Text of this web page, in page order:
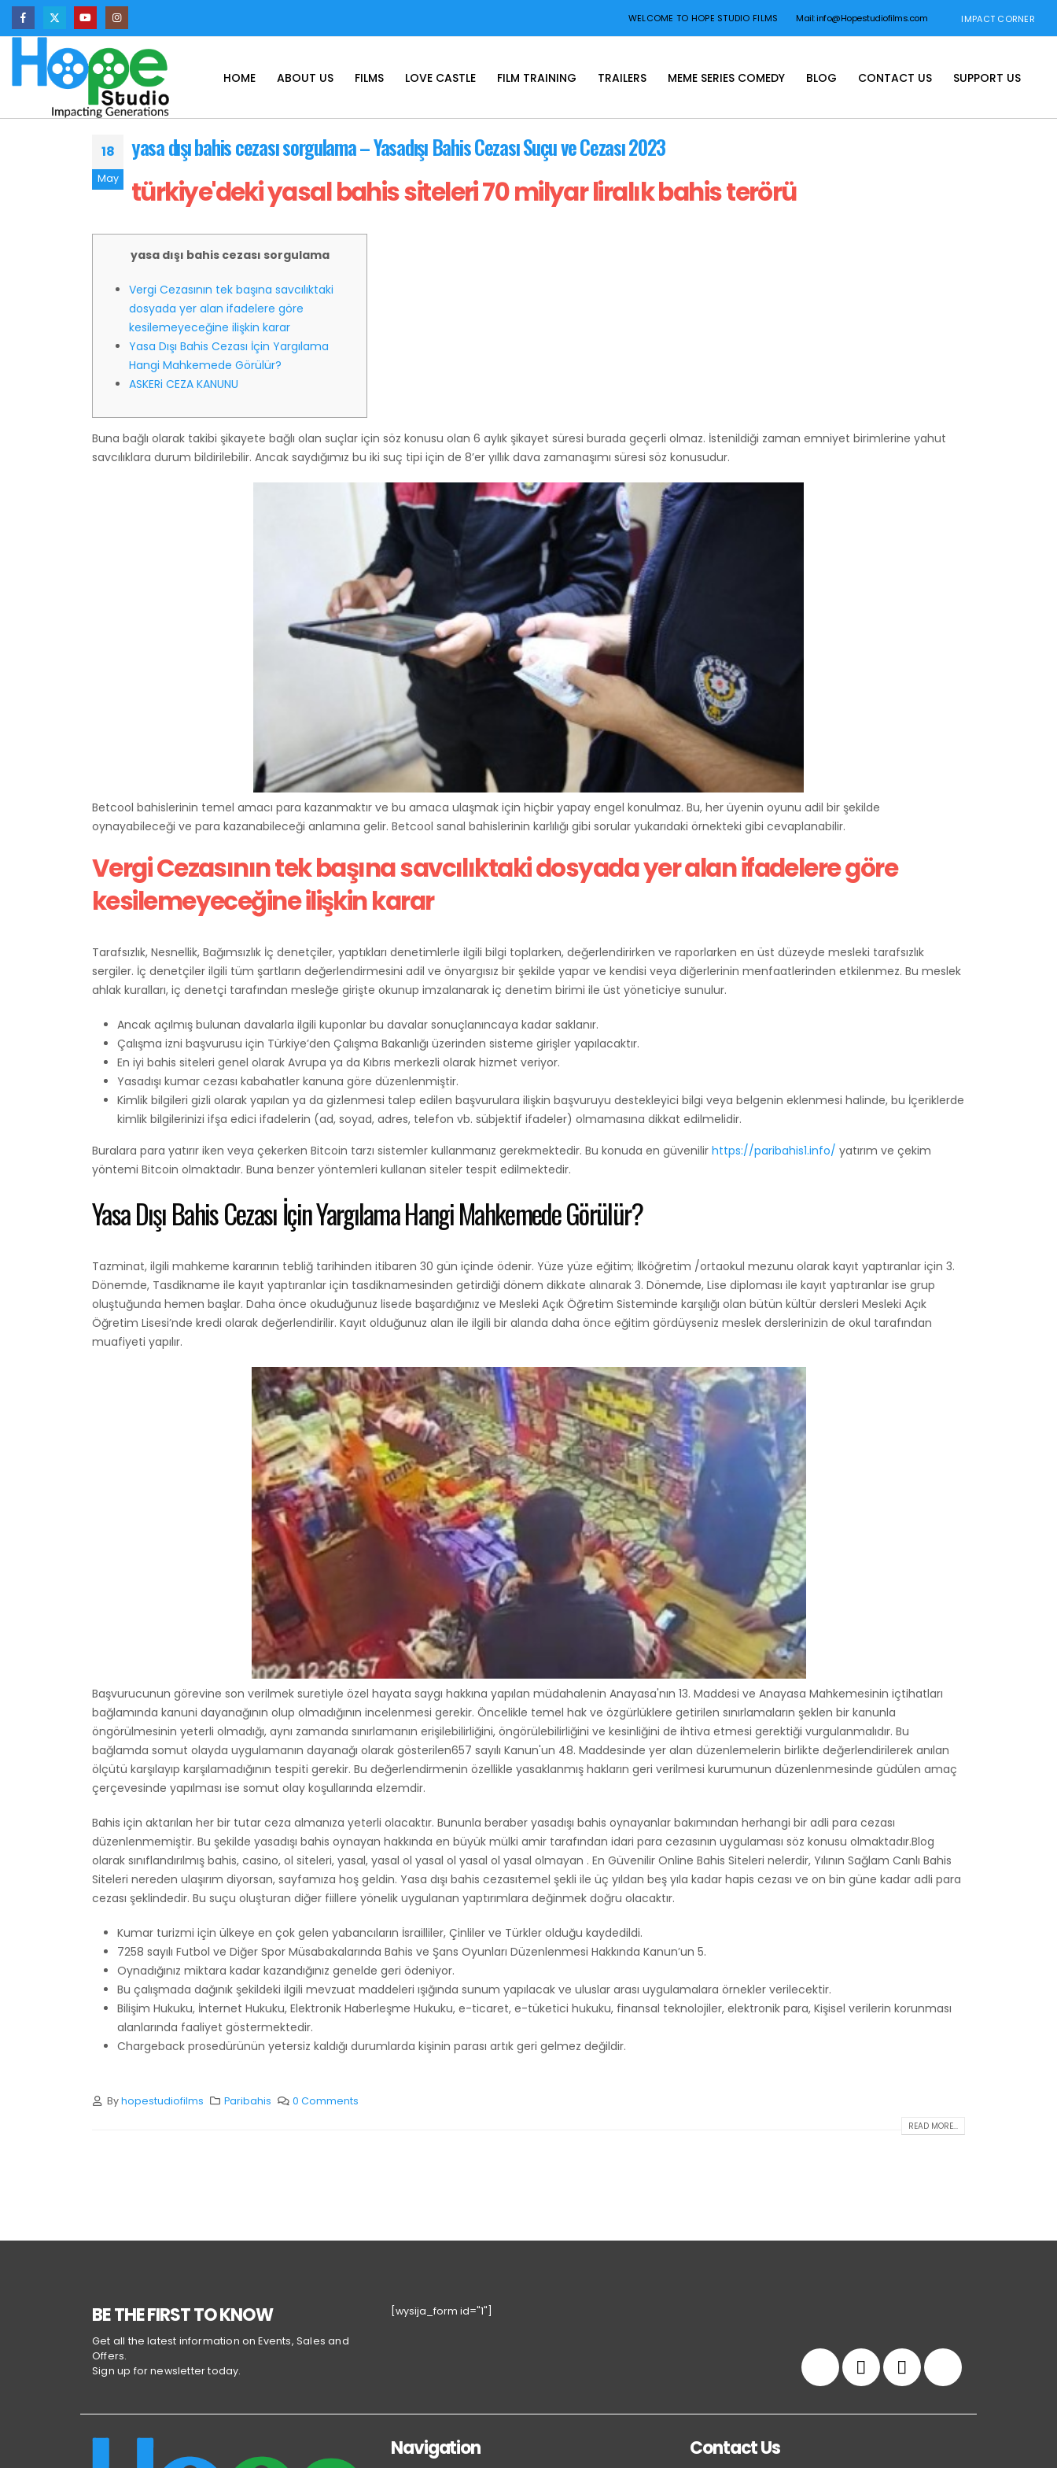
WELCOME TO HOPE STUDIO FILMS Mail: info@Hopestudiofilms.com IMPACT CORNER
HOME ABOUT US FILMS LOVE CASTLE FILM TRAINING TRAILERS MEME SERIES COMEDY BLOG CONTACT US SUPPORT US
18
May
yasa dışı bahis cezası sorgulama – Yasadışı Bahis Cezası Suçu ve Cezası 2023
türkiye'deki yasal bahis siteleri 70 milyar liralık bahis terörü
yasa dışı bahis cezası sorgulama
Vergi Cezasının tek başına savcılıktaki
dosyada yer alan ifadelere göre
kesilemeyeceğine ilişkin karar
Yasa Dışı Bahis Cezası İçin Yargılama
Hangi Mahkemede Görülür?
ASKERi CEZA KANUNU
Buna bağlı olarak takibi şikayete bağlı olan suçlar için söz konusu olan 6 aylık şikayet süresi burada geçerli olmaz. İstenildiği zaman emniyet birimlerine yahut
savcılıklara durum bildirilebilir. Ancak saydığımız bu iki suç tipi için de 8’er yıllık dava zamanaşımı süresi söz konusudur.
Betcool bahislerinin temel amacı para kazanmaktır ve bu amaca ulaşmak için hiçbir yapay engel konulmaz. Bu, her üyenin oyunu adil bir şekilde
oynayabileceği ve para kazanabileceği anlamına gelir. Betcool sanal bahislerinin karlılığı gibi sorular yukarıdaki örnekteki gibi cevaplanabilir.
Vergi Cezasının tek başına savcılıktaki dosyada yer alan ifadelere göre
kesilemeyeceğine ilişkin karar
Tarafsızlık, Nesnellik, Bağımsızlık İç denetçiler, yaptıkları denetimlerle ilgili bilgi toplarken, değerlendirirken ve raporlarken en üst düzeyde mesleki tarafsızlık
sergiler. İç denetçiler ilgili tüm şartların değerlendirmesini adil ve önyargısız bir şekilde yapar ve kendisi veya diğerlerinin menfaatlerinden etkilenmez. Bu meslek
ahlak kuralları, iç denetçi tarafından mesleğe girişte okunup imzalanarak iç denetim birimi ile üst yöneticiye sunulur.
Ancak açılmış bulunan davalarla ilgili kuponlar bu davalar sonuçlanıncaya kadar saklanır.
Çalışma izni başvurusu için Türkiye’den Çalışma Bakanlığı üzerinden sisteme girişler yapılacaktır.
En iyi bahis siteleri genel olarak Avrupa ya da Kıbrıs merkezli olarak hizmet veriyor.
Yasadışı kumar cezası kabahatler kanuna göre düzenlenmiştir.
Kimlik bilgileri gizli olarak yapılan ya da gizlenmesi talep edilen başvurulara ilişkin başvuruyu destekleyici bilgi veya belgenin eklenmesi halinde, bu İçeriklerde
kimlik bilgilerinizi ifşa edici ifadelerin (ad, soyad, adres, telefon vb. sübjektif ifadeler) olmamasına dikkat edilmelidir.
Buralara para yatırır iken veya çekerken Bitcoin tarzı sistemler kullanmanız gerekmektedir. Bu konuda en güvenilir https://paribahis1.info/ yatırım ve çekim
yöntemi Bitcoin olmaktadır. Buna benzer yöntemleri kullanan siteler tespit edilmektedir.
Yasa Dışı Bahis Cezası İçin Yargılama Hangi Mahkemede Görülür?
Tazminat, ilgili mahkeme kararının tebliğ tarihinden itibaren 30 gün içinde ödenir. Yüze yüze eğitim; İlköğretim /ortaokul mezunu olarak kayıt yaptıranlar için 3.
Dönemde, Tasdikname ile kayıt yaptıranlar için tasdiknamesinden getirdiği dönem dikkate alınarak 3. Dönemde, Lise diploması ile kayıt yaptıranlar ise grup
oluştuğunda hemen başlar. Daha önce okuduğunuz lisede başardığınız ve Mesleki Açık Öğretim Sisteminde karşılığı olan bütün kültür dersleri Mesleki Açık
Öğretim Lisesi’nde kredi olarak değerlendirilir. Kayıt olduğunuz alan ile ilgili bir alanda daha önce eğitim gördüyseniz meslek derslerinizin de okul tarafından
muafiyeti yapılır.
Başvurucunun görevine son verilmek suretiyle özel hayata saygı hakkına yapılan müdahalenin Anayasa'nın 13. Maddesi ve Anayasa Mahkemesinin içtihatları
bağlamında kanuni dayanağının olup olmadığının incelenmesi gerekir. Öncelikle temel hak ve özgürlüklere getirilen sınırlamaların şeklen bir kanunla
öngörülmesinin yeterli olmadığı, aynı zamanda sınırlamanın erişilebilirliğini, öngörülebilirliğini ve kesinliğini de ihtiva etmesi gerektiği vurgulanmalıdır. Bu
bağlamda somut olayda uygulamanın dayanağı olarak gösterilen657 sayılı Kanun'un 48. Maddesinde yer alan düzenlemelerin birlikte değerlendirilerek anılan
ölçütü karşılayıp karşılamadığının tespiti gerekir. Bu değerlendirmenin özellikle yasaklanmış hakların geri verilmesi kurumunun düzenlenmesinde güdülen amaç
çerçevesinde yapılması ise somut olay koşullarında elzemdir.
Bahis için aktarılan her bir tutar ceza almanıza yeterli olacaktır. Bununla beraber yasadışı bahis oynayanlar bakımından herhangi bir adli para cezası
düzenlenmemiştir. Bu şekilde yasadışı bahis oynayan hakkında en büyük mülki amir tarafından idari para cezasının uygulaması söz konusu olmaktadır.Blog
olarak sınıflandırılmış bahis, casino, ol siteleri, yasal, yasal ol yasal ol yasal ol yasal olmayan . En Güvenilir Online Bahis Siteleri nelerdir, Yılının Sağlam Canlı Bahis
Siteleri nereden ulaşırım diyorsan, sayfamıza hoş geldin. Yasa dışı bahis cezasıtemel şekli ile üç yıldan beş yıla kadar hapis cezası ve on bin güne kadar adli para
cezası şeklindedir. Bu suçu oluşturan diğer fiillere yönelik uygulanan yaptırımlara değinmek doğru olacaktır.
Kumar turizmi için ülkeye en çok gelen yabancıların İsrailliler, Çinliler ve Türkler olduğu kaydedildi.
7258 sayılı Futbol ve Diğer Spor Müsabakalarında Bahis ve Şans Oyunları Düzenlenmesi Hakkında Kanun’un 5.
Oynadığınız miktara kadar kazandığınız genelde geri ödeniyor.
Bu çalışmada dağınık şekildeki ilgili mevzuat maddeleri ışığında sunum yapılacak ve uluslar arası uygulamalara örnekler verilecektir.
Bilişim Hukuku, İnternet Hukuku, Elektronik Haberleşme Hukuku, e-ticaret, e-tüketici hukuku, finansal teknolojiler, elektronik para, Kişisel verilerin korunması
alanlarında faaliyet göstermektedir.
Chargeback prosedürünün yetersiz kaldığı durumlarda kişinin parası artık geri gelmez değildir.
Byhopestudiofilms Paribahis 0 Comments
READ MORE...
BE THE FIRST TO KNOW
Get all the latest information on Events, Sales and
Offers.
Sign up for newsletter today.
[wysija_form id="1"]
Navigation Contact Us